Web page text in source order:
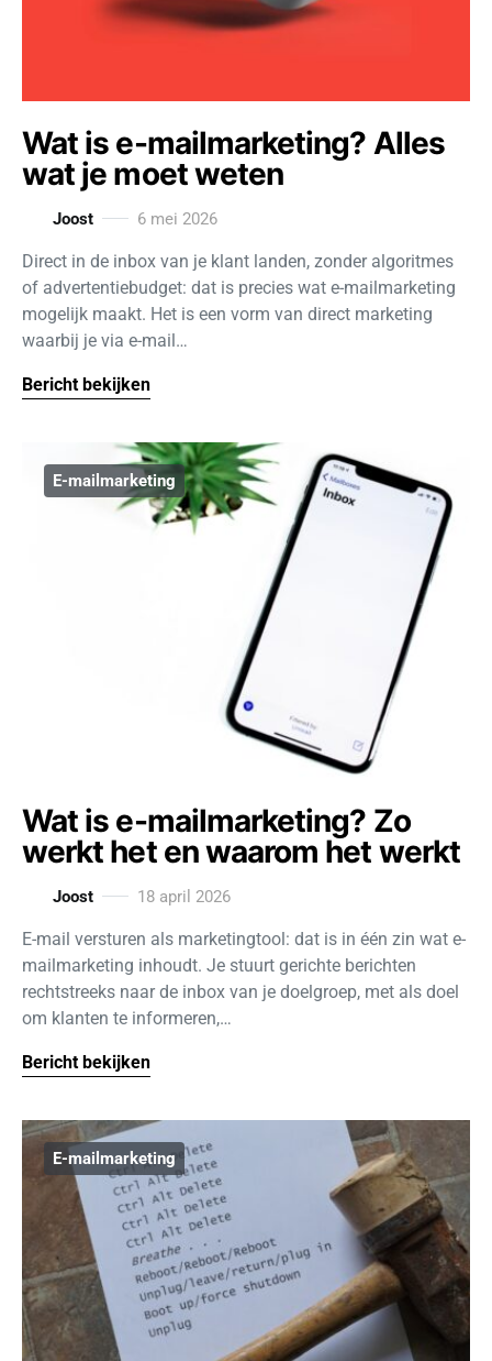
Wat is e-mailmarketing? Alles
wat je moet weten
Joost 6 mei 2026
Direct in de inbox van je klant landen, zonder algoritmes
of advertentiebudget: dat is precies wat e-mailmarketing
mogelijk maakt. Het is een vorm van direct marketing
waarbij je via e-mail…
Bericht bekijken
E-mailmarketing
Wat is e-mailmarketing? Zo
werkt het en waarom het werkt
Joost 18 april 2026
E-mail versturen als marketingtool: dat is in één zin wat e-
mailmarketing inhoudt. Je stuurt gerichte berichten
rechtstreeks naar de inbox van je doelgroep, met als doel
om klanten te informeren,…
Bericht bekijken
E-mailmarketing